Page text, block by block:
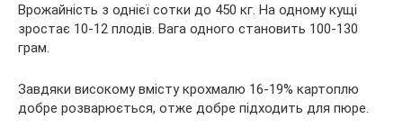
Врожайність з однієї сотки до 450 кг. На одному кущі
зростає 10-12 плодів. Вага одного становить 100-130
грам.
Завдяки високому вмісту крохмалю 16-19% картоплю
добре розварюється, отже добре підходить для пюре.